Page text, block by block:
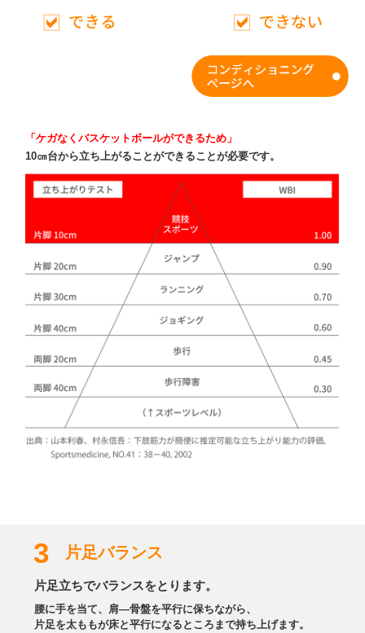
「ケガなくバスケットボールができるため」
10㎝台から立ち上がることができることが必要です。
3 片足バランス
片足立ちでバランスをとります。
腰に手を当て、肩―骨盤を平行に保ちながら、
片足を太ももが床と平行になるところまで持ち上げます。